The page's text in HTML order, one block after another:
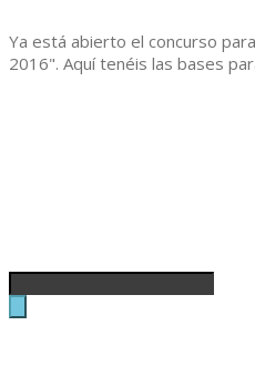
Ya está abierto el concurso
2016". Aquí tenéis las bases